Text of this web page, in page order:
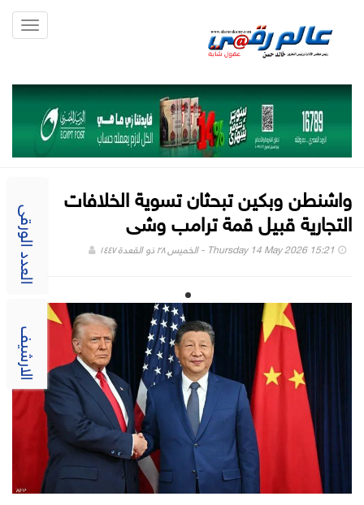
العدد الورقى
الارشيف
واشنطن وبكين تبحثان تسوية الخلافات
التجارية قبيل قمة ترامب وشى
Thursday 14 May 2026 15:21 - الخميس ٢٨ ذو القعدة ١٤٤٧